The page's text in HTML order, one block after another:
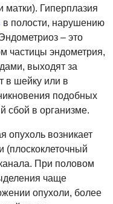
матки). Гиперплазия
в полости, нарушению
– это
частицы эндометрия,
выходят за
в шейку или в
подобных
сбой в организме.
опухоль возникает
(плоскоклеточный
При половом
чаще
опухоли, более